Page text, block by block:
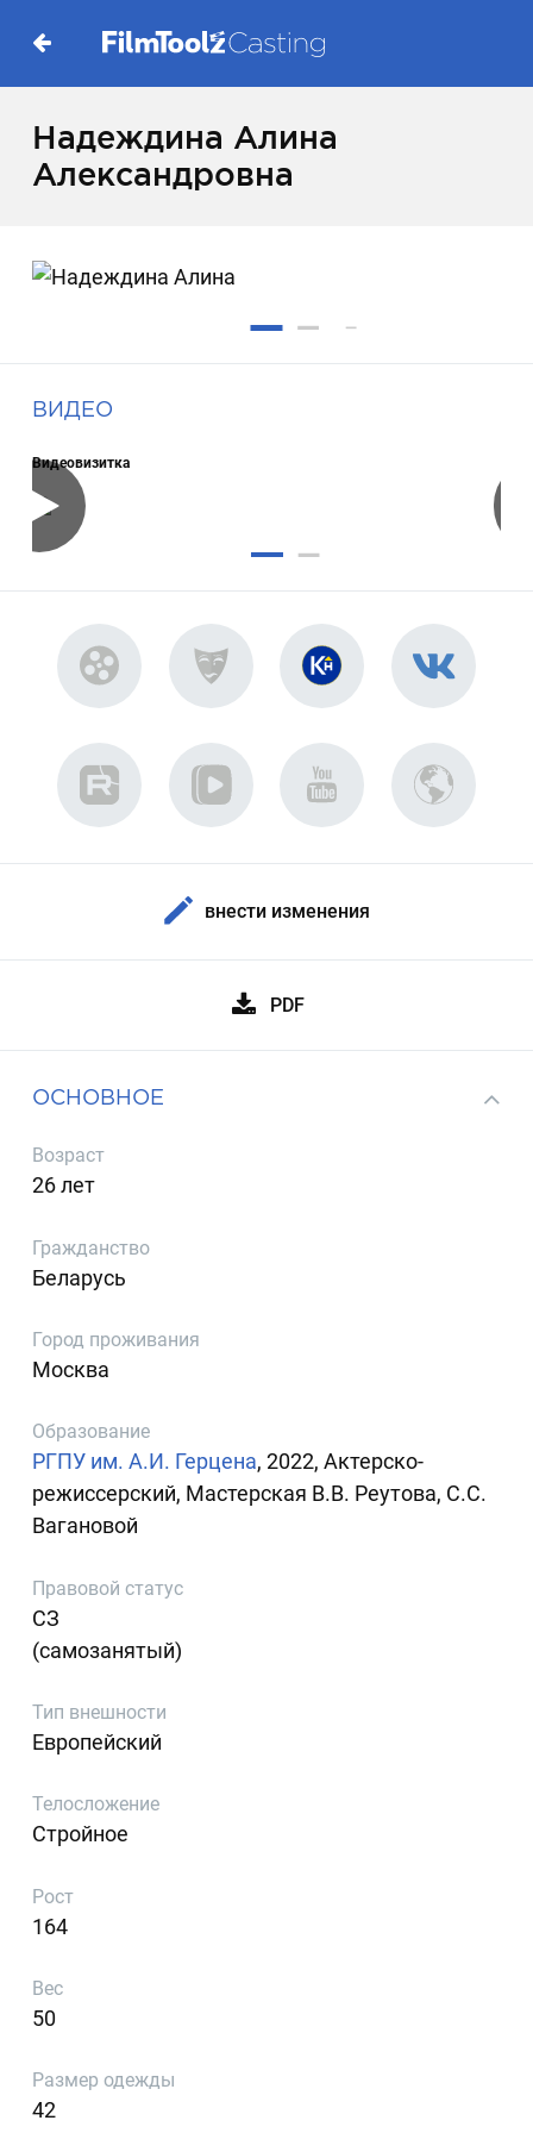
Надеждина Алина
Александровна
ВИДЕО
Видеовизитка
внести изменения
PDF
ОСНОВНОЕ
Возраст
26 лет
Гражданство
Беларусь
Город проживания
Москва
Образование
РГПУ им. А.И. Герцена, 2022, Актерско-
режиссерский, Мастерская В.В. Реутова, С.С.
Вагановой
Правовой статус
СЗ
(самозанятый)
Тип внешности
Европейский
Телосложение
Стройное
Рост
164
Вес
50
Размер одежды
42